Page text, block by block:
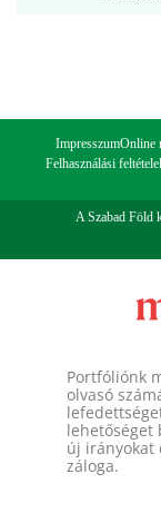
ImpresszumOnline
Felhasználási
A Szabad Föld
Portfóliónk
olvasó
lehetőséget
új irányokat
záloga.